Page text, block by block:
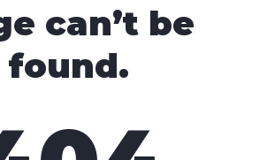
can’t be
found.